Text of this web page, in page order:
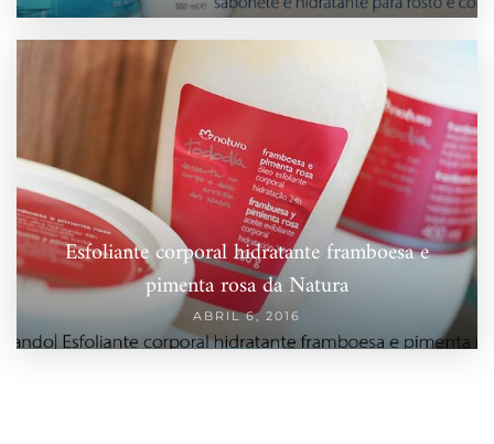
Esfoliante corporal hidratante framboesa e
pimenta rosa da Natura
ABRIL 6, 2016